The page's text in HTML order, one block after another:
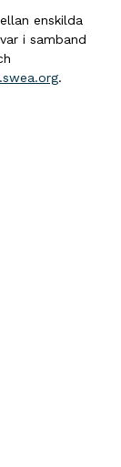
enskilda
i samband
.